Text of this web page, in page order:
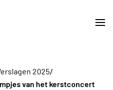
2025/
van het kerstconcert